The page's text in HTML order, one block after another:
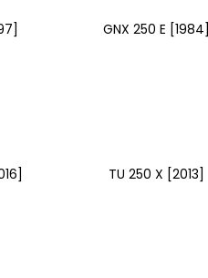
GNX 250 E [1984]
TU 250 X [2013]